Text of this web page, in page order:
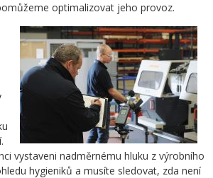
optimalizovat jeho provoz.
vystaveni nadměrnému hluku z výrobního
hygieniků a musíte sledovat, zda není